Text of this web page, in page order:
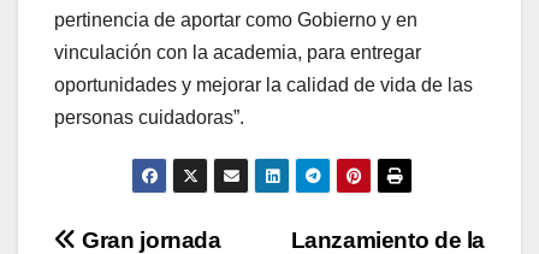
pertinencia de aportar como Gobierno y en
vinculación con la academia, para entregar
oportunidades y mejorar la calidad de vida de las
personas cuidadoras”.
Lanzamiento de la
Gran jornada